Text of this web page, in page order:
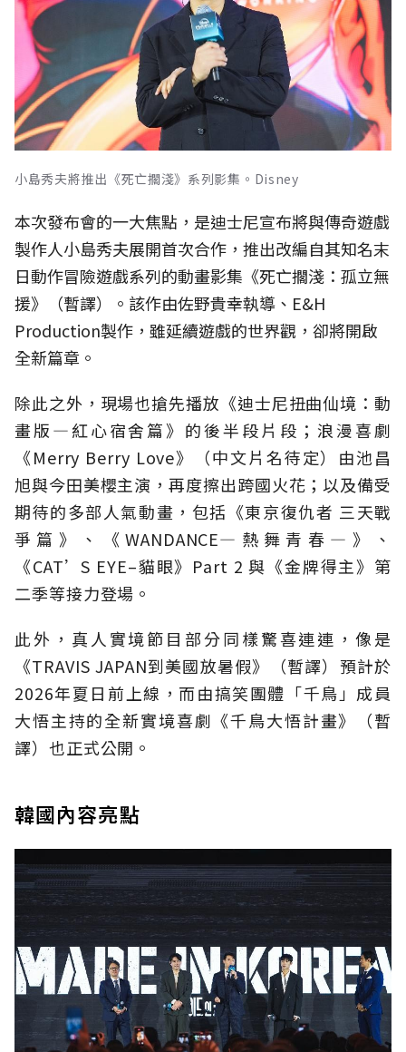
小島秀夫將推出《死亡擱淺》系列影集。Disney
本次發布會的一大焦點，是迪士尼宣布將與傳奇遊戲
製作人小島秀夫展開首次合作，推出改編自其知名末
日動作冒險遊戲系列的動畫影集《死亡擱淺：孤立無
援》（暫譯）。該作由佐野貴幸執導、E&H
Production製作，雖延續遊戲的世界觀，卻將開啟
全新篇章。
除此之外，現場也搶先播放《迪士尼扭曲仙境：動
畫版—紅心宿舍篇》的後半段片段；浪漫喜劇
《Merry Berry Love》（中文片名待定）由池昌
旭與今田美櫻主演，再度擦出跨國火花；以及備受
期待的多部人氣動畫，包括《東京復仇者 三天戰
爭篇》、《WANDANCE—熱舞青春—》、
《CAT’S EYE–貓眼》Part 2 與《金牌得主》第
二季等接力登場。
此外，真人實境節目部分同樣驚喜連連，像是
《TRAVIS JAPAN到美國放暑假》（暫譯）預計於
2026年夏日前上線，而由搞笑團體「千鳥」成員
大悟主持的全新實境喜劇《千鳥大悟計畫》（暫
譯）也正式公開。
韓國內容亮點